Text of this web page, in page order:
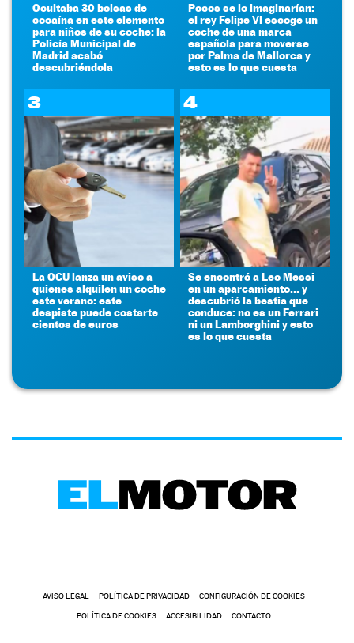
Ocultaba 30 bolsas de
cocaína en este elemento
para niños de su coche: la
Policía Municipal de
Madrid acabó
descubriéndola
Pocos se lo imaginarían:
el rey Felipe VI escoge un
coche de una marca
española para moverse
por Palma de Mallorca y
esto es lo que cuesta
3
La OCU lanza un aviso a
quienes alquilen un coche
este verano: este
despiste puede costarte
cientos de euros
4
Se encontró a Leo Messi
en un aparcamiento... y
descubrió la bestia que
conduce: no es un Ferrari
ni un Lamborghini y esto
es lo que cuesta
AVISO LEGAL POLÍTICA DE PRIVACIDAD CONFIGURACIÓN DE COOKIES
POLÍTICA DE COOKIES ACCESIBILIDAD CONTACTO